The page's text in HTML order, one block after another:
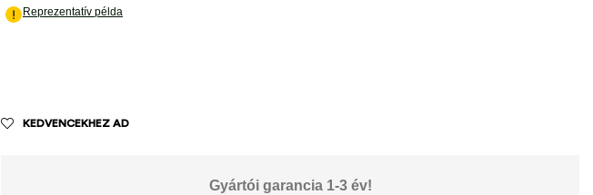
KEDVENCEKHEZ AD
Gyártói garancia 1-3 év!